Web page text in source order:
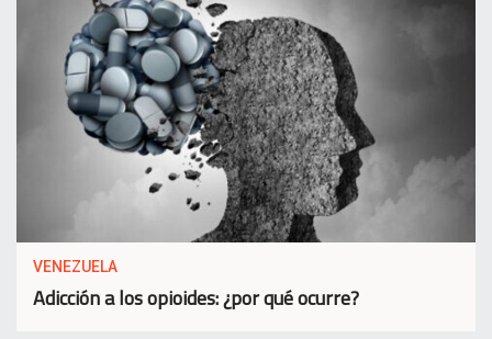
VENEZUELA
Adicción a los opioides: ¿por qué ocurre?